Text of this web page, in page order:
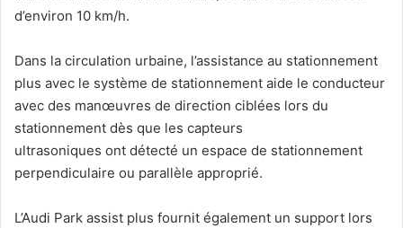
d’environ 10 km/h.
Dans la circulation urbaine, l’assistance au stationnement
plus avec le système de stationnement aide le conducteur
avec des manœuvres de direction ciblées lors du
stationnement dès que les capteurs
ultrasoniques ont détecté un espace de stationnement
perpendiculaire ou parallèle approprié.
L’Audi Park assist plus fournit également un support lors